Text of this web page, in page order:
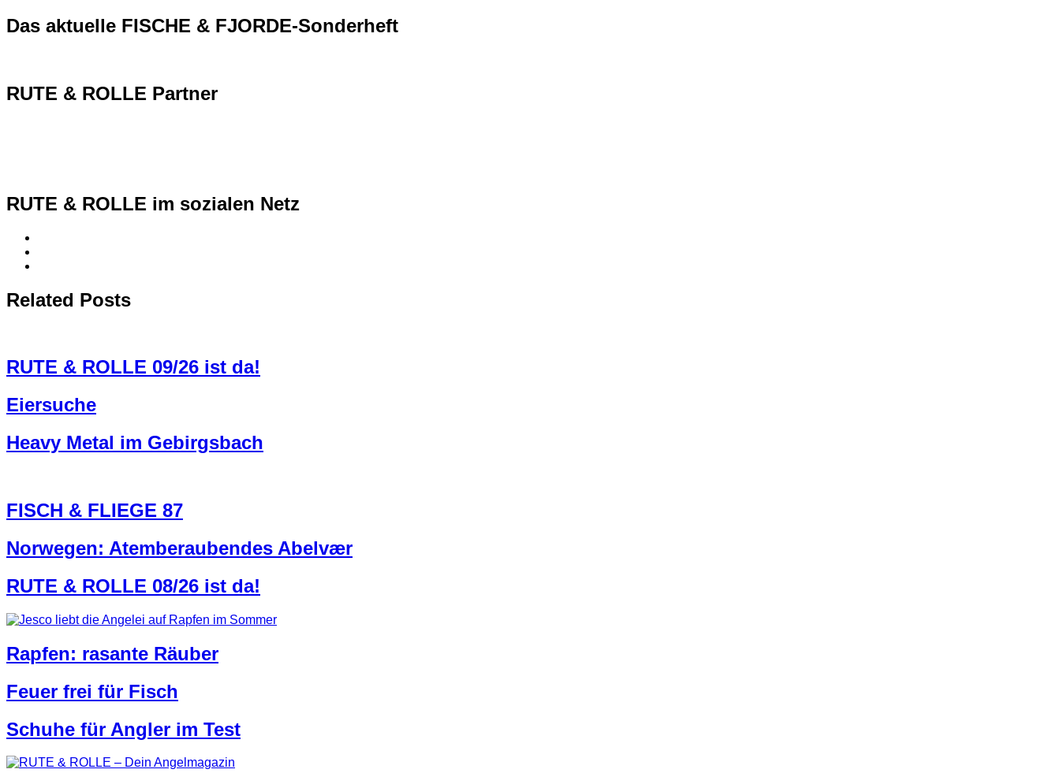
Das aktuelle FISCHE & FJORDE-Sonderheft
RUTE & ROLLE Partner
RUTE & ROLLE im sozialen Netz
Related Posts
RUTE & ROLLE 09/26 ist da!
Eiersuche
Heavy Metal im Gebirgsbach
FISCH & FLIEGE 87
Norwegen: Atemberaubendes Abelvær
RUTE & ROLLE 08/26 ist da!
Rapfen: rasante Räuber
Feuer frei für Fisch
Schuhe für Angler im Test